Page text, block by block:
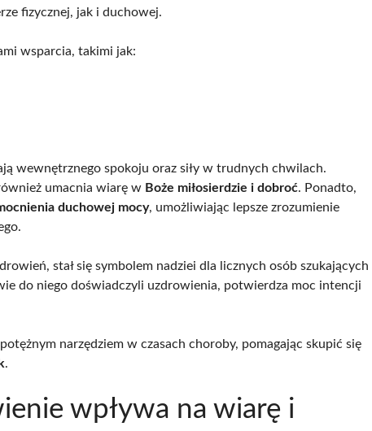
fizycznej, jak i duchowej.
wsparcia, takimi jak:
wewnętrznego spokoju oraz siły w trudnych chwilach.
umacnia wiarę w Boże miłosierdzie i dobroć. Ponadto,
duchowej mocy, umożliwiając lepsze zrozumienie
stał się symbolem nadziei dla licznych osób szukających
do niego doświadczyli uzdrowienia, potwierdza moc intencji
narzędziem w czasach choroby, pomagając skupić się
.
wpływa na wiarę i